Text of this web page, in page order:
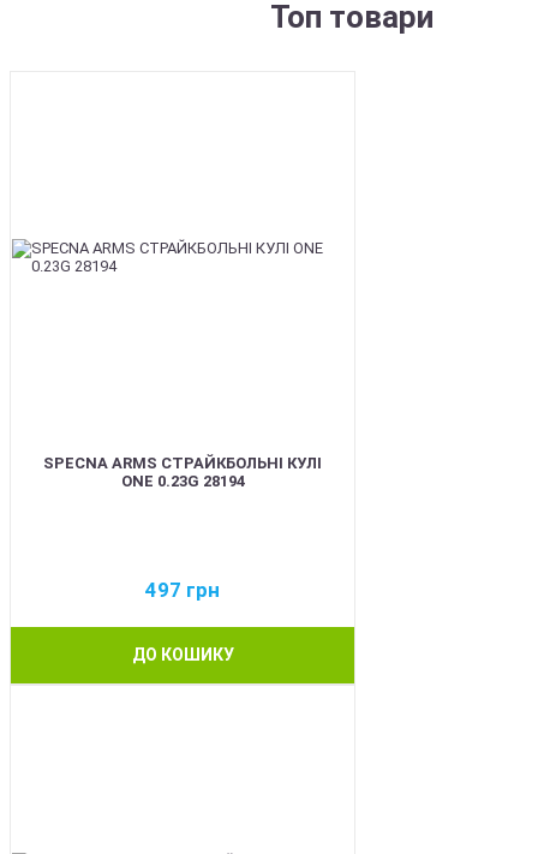
Топ товари
SPECNA ARMS СТРАЙКБОЛЬНІ КУЛІ
ONE 0.23G 28194
497 грн
ДО КОШИКУ